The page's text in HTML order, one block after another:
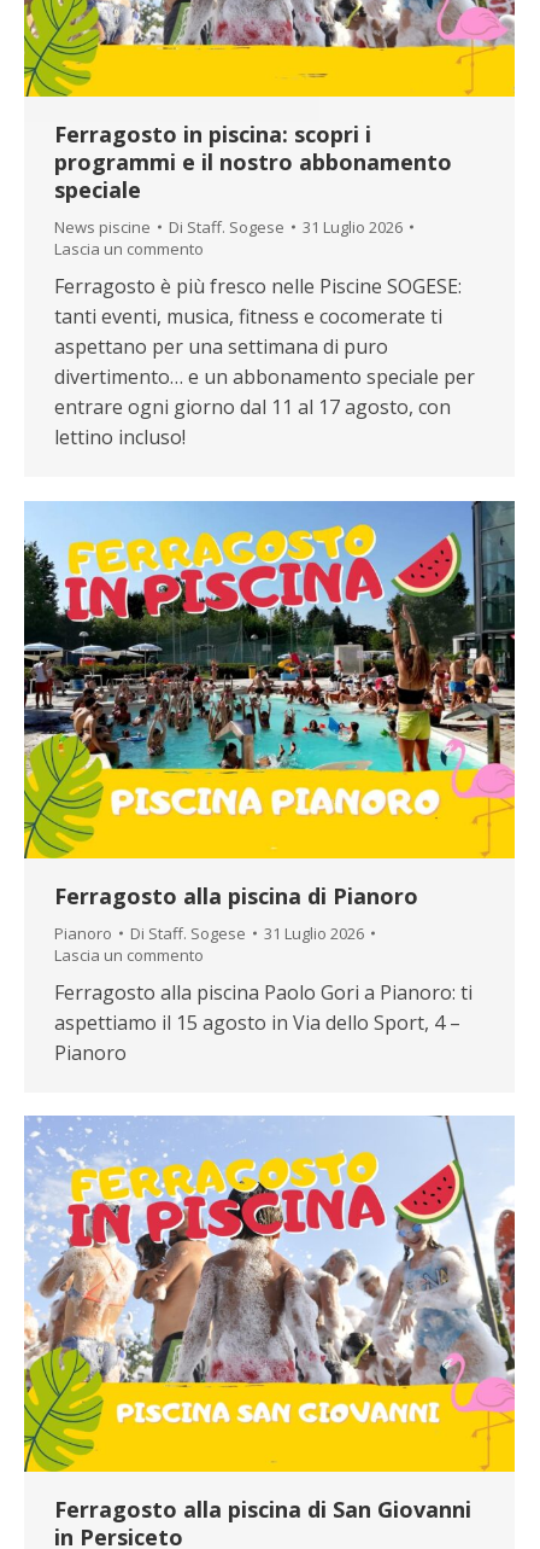
Ferragosto in piscina: scopri i
programmi e il nostro abbonamento
speciale
News piscine Di Staff. Sogese
31 Luglio 2026
Lascia un commento
Ferragosto è più fresco nelle Piscine SOGESE:
tanti eventi, musica, fitness e cocomerate ti
aspettano per una settimana di puro
divertimento… e un abbonamento speciale per
entrare ogni giorno dal 11 al 17 agosto, con
lettino incluso!
Ferragosto alla piscina di Pianoro
Pianoro Di Staff. Sogese
31 Luglio 2026
Lascia un commento
Ferragosto alla piscina Paolo Gori a Pianoro: ti
aspettiamo il 15 agosto in Via dello Sport, 4 –
Pianoro
Ferragosto alla piscina di San Giovanni
in Persiceto